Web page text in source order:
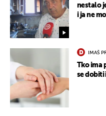
nestalo
i ja ne
IMAŠ
Tko ima
se dobiti